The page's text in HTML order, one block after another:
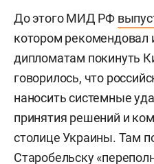
До этого МИД РФ
котором рекомендовал
дипломатам покинуть
говорилось, что
наносить системные
принятия решений и
столице Украины. Там
Старобельску